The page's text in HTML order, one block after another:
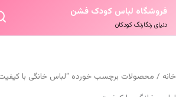
فروشگاه لباس کودک فشن
دنیای رنگارنگ کودکان
خانه / محصولات برچسب خورده “لباس خانگی با